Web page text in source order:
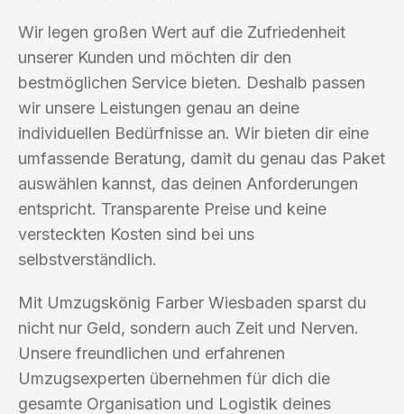
Wir legen großen Wert auf die Zufriedenheit
unserer Kunden und möchten dir den
bestmöglichen Service bieten. Deshalb passen
wir unsere Leistungen genau an deine
individuellen Bedürfnisse an. Wir bieten dir eine
umfassende Beratung, damit du genau das Paket
auswählen kannst, das deinen Anforderungen
entspricht. Transparente Preise und keine
versteckten Kosten sind bei uns
selbstverständlich.
Mit Umzugskönig Farber Wiesbaden sparst du
nicht nur Geld, sondern auch Zeit und Nerven.
Unsere freundlichen und erfahrenen
Umzugsexperten übernehmen für dich die
gesamte Organisation und Logistik deines